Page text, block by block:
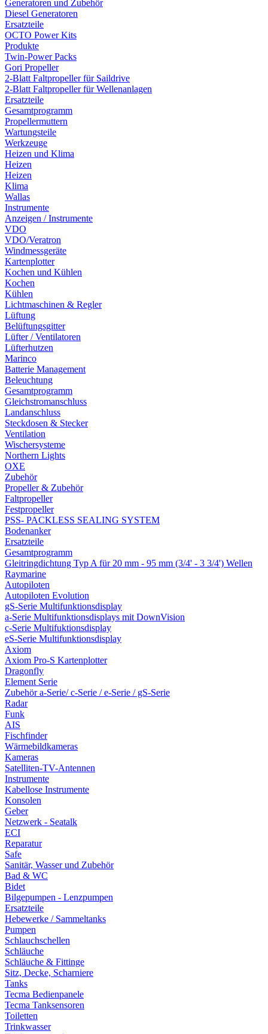
Generatoren und Zubehör
Diesel Generatoren
Ersatzteile
OCTO Power Kits
Produkte
Twin-Power Packs
Gori Propeller
2-Blatt Faltpropeller für Saildrive
2-Blatt Faltpropeller für Wellenanlagen
Ersatzteile
Gesamtprogramm
Propellermuttern
Wartungsteile
Werkzeuge
Heizen und Klima
Heizen
Heizen
Klima
Wallas
Instrumente
Anzeigen / Instrumente
VDO
VDO/Veratron
Windmessgeräte
Kartenplotter
Kochen und Kühlen
Kochen
Kühlen
Lichtmaschinen & Regler
Lüftung
Belüftungsgitter
Lüfter / Ventilatoren
Lüfterhutzen
Marinco
Batterie Management
Beleuchtung
Gesamtprogramm
Gleichstromanschluss
Landanschluss
Steckdosen & Stecker
Ventilation
Wischersysteme
Northern Lights
OXE
Zubehör
Propeller & Zubehör
Faltpropeller
Festpropeller
PSS- PACKLESS SEALING SYSTEM
Bodenanker
Ersatzteile
Gesamtprogramm
Gleitringdichtung Typ A für 20 mm - 95 mm (3/4' - 3 3/4') Wellen
Raymarine
Autopiloten
Autopiloten Evolution
gS-Serie Multifunktionsdisplay
a-Serie Multifunktionsdisplays mit DownVision
c-Serie Multifuktionsdisplay
eS-Serie Multifunktionsdisplay
Axiom
Axiom Pro-S Kartenplotter
Dragonfly
Element Serie
Zubehör a-Serie/ c-Serie / e-Serie / gS-Serie
Radar
Funk
AIS
Fischfinder
Wärmebildkameras
Kameras
Satelliten-TV-Antennen
Instrumente
Kabellose Instrumente
Konsolen
Geber
Netzwerk - Seatalk
ECI
Reparatur
Safe
Sanitär, Wasser und Zubehör
Bad & WC
Bidet
Bilgepumpen - Lenzpumpen
Ersatzteile
Hebewerke / Sammeltanks
Pumpen
Schlauchschellen
Schläuche
Schläuche & Fittinge
Sitz, Decke, Scharniere
Tanks
Tecma Bedienpanele
Tecma Tanksensoren
Toiletten
Trinkwasser